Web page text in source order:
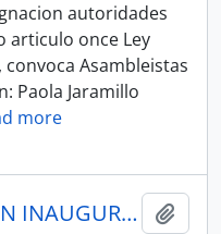
autoridades
articulo once Ley
Asambleistas
Paola Jaramillo
more
004_ASISTENCIA_SESION INAUGURAL 2025-2029_14-05-25SESION DEL PLENO S/N INSTALACION ASAMBLEA NACIONAL 2025-2027